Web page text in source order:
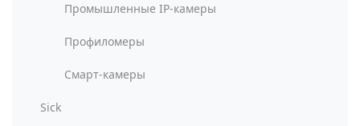
Промышленные IP-камеры
Профиломеры
Смарт-камеры
Sick